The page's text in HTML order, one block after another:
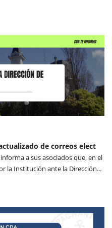
de correos elect
a sus asociados que, en el
la Institución ante la Dirección...